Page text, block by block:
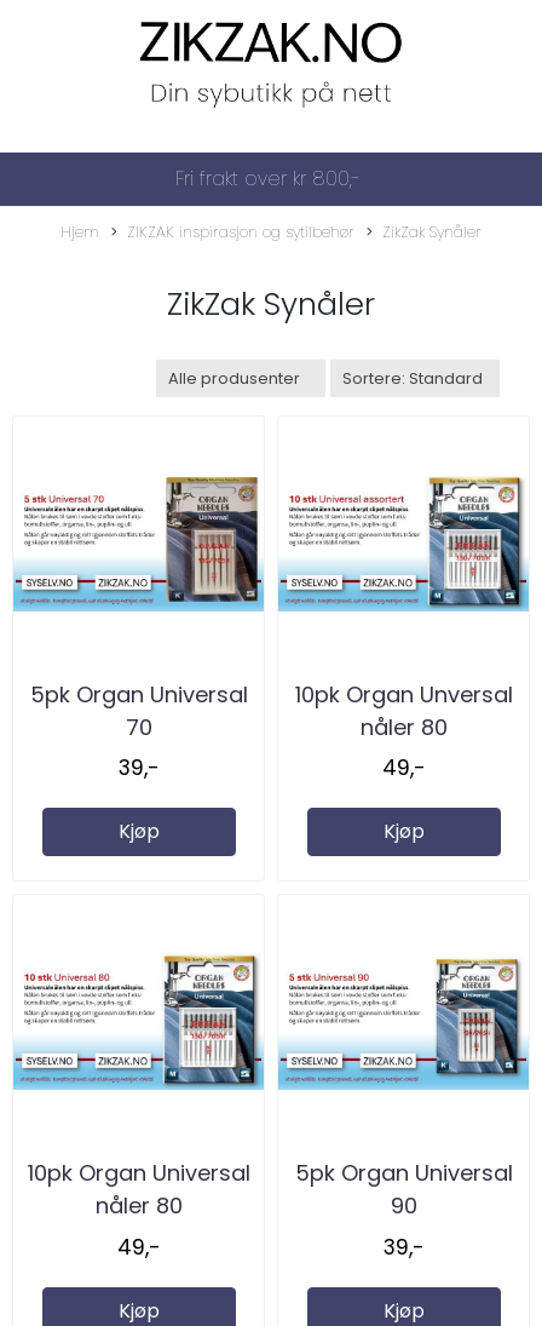
Fri frakt over kr 800,-
Hjem ZIKZAK inspirasjon og sytilbehør ZikZak Synåler
ZikZak Synåler
5pk Organ Universal
70
39,-
Kjøp
10pk Organ Unversal
nåler 80
49,-
Kjøp
10pk Organ Universal
nåler 80
49,-
Kjøp
5pk Organ Universal
90
39,-
Kjøp